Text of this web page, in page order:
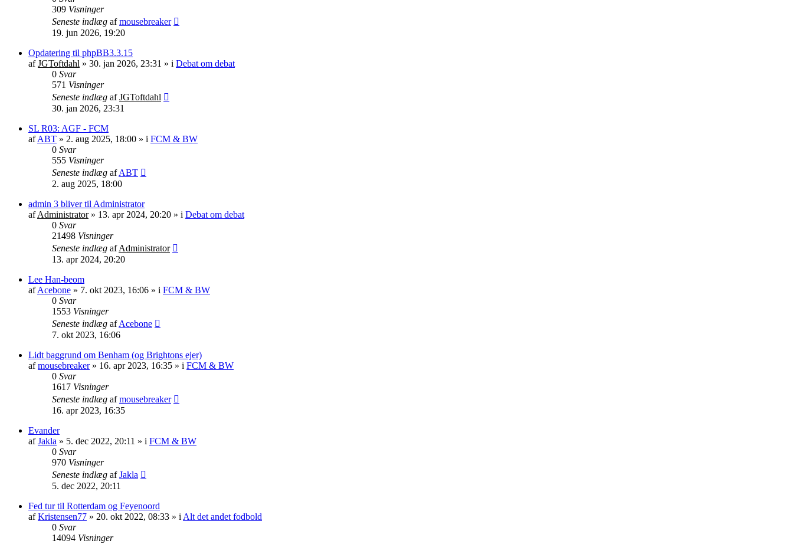
309 Visninger
Seneste indlæg afmousebreaker
19. jun 2026, 19:20
Opdatering til phpBB3.3.15
afJGToftdahl » 30. jan 2026, 23:31 » i Debat om debat
0 Svar
571 Visninger
Seneste indlæg afJGToftdahl
30. jan 2026, 23:31
SL R03: AGF - FCM
afABT » 2. aug 2025, 18:00 » i FCM & BW
0 Svar
555 Visninger
Seneste indlæg afABT
2. aug 2025, 18:00
admin 3 bliver til Administrator
afAdministrator» 13. apr 2024, 20:20 » i Debat om debat
0 Svar
21498 Visninger
Seneste indlæg afAdministrator
13. apr 2024, 20:20
Lee Han-beom
afAcebone » 7. okt 2023, 16:06 » i FCM & BW
0 Svar
1553 Visninger
Seneste indlæg afAcebone
7. okt 2023, 16:06
Lidt baggrund om Benham (og Brightons ejer)
afmousebreaker» 16. apr 2023, 16:35 » i FCM & BW
0 Svar
1617 Visninger
Seneste indlæg afmousebreaker
16. apr 2023, 16:35
Evander
afJakla » 5. dec 2022, 20:11 » i FCM & BW
0 Svar
970 Visninger
Seneste indlæg afJakla
5. dec 2022, 20:11
Fed tur til Rotterdam og Feyenoord
afKristensen77 » 20. okt 2022, 08:33 » i Alt det andet fodbold
0 Svar
14094 Visninger